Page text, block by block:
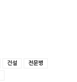
건설 전문병